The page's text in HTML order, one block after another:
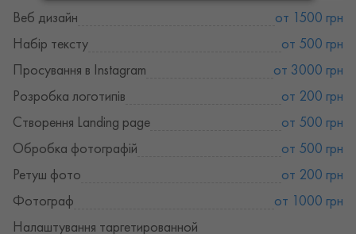
Веб дизайн
от 1500 грн
Набір тексту
от 500 грн
Просування в Instagram
от 3000 грн
Розробка логотипів
от 200 грн
Створення Landing page
от 500 грн
Обробка фотографій
от 500 грн
Ретуш фото
от 200 грн
Фотограф
от 1000 грн
Налаштування таргетированной